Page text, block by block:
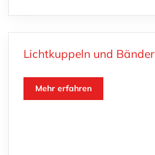
Lichtkuppeln und Bänder
Mehr erfahren